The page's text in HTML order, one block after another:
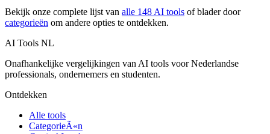
Bekijk onze complete lijst van alle 148 AI tools of blader door
categorieën om andere opties te ontdekken.
AI Tools NL
Onafhankelijke vergelijkingen van AI tools voor Nederlandse
professionals, ondernemers en studenten.
Ontdekken
Alle tools
CategorieÃ«n